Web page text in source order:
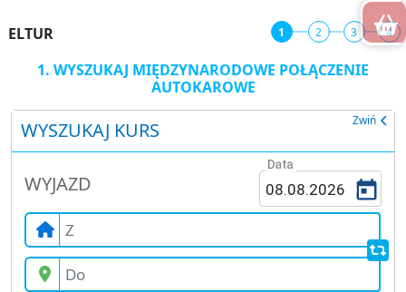
ELTUR 1 2 3 4
1. WYSZUKAJ MIĘDZYNARODOWE POŁĄCZENIE
AUTOKAROWE
WYSZUKAJ KURS Zwiń
WYJAZD
Data
do